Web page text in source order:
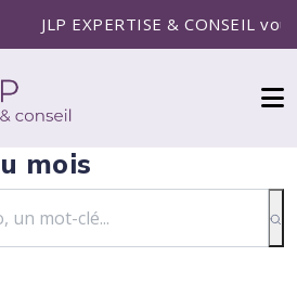
JLP EXPERTISE & CONSEIL
mois